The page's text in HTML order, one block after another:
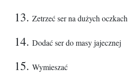
Zetrzeć ser na dużych oczkach
Dodać ser do masy jajecznej
Wymieszać